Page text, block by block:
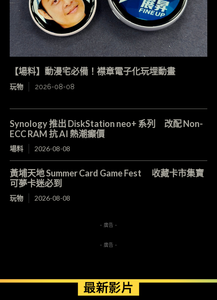
【場料】動漫宅必備！襟章電子化玩埋動畫
玩物 2026-08-08
Synology 推出 DiskStation neo+ 系列 改配 Non-
ECC RAM 抗 AI 熱潮癲價
場料 2026-08-08
黃埔天地 Summer Card Game Fest 收藏卡市集寶
可夢卡迷必到
玩物 2026-08-08
- 廣告 -
- 廣告 -
最新影片